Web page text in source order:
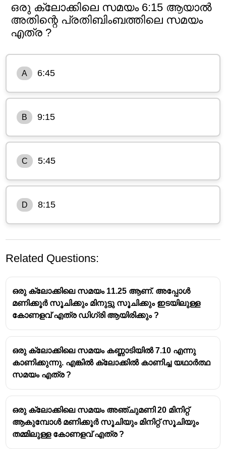
ഒരു ക്ലോക്കിലെ സമയം 6:15 ആയാൽ
അതിന്റെ പ്രതിബിംബത്തിലെ സമയം
എത്ര ?
A 6:45
B 9:15
C 5:45
D 8:15
പ്രതിബിംബത്തിലെ സമയം കാണുന്നതിന്,
നൽകിയിട്ടുള്ള സമയം 11:60-ൽ നിന്ന്
കുറയ്ക്കുകയാണ് ചെയ്യേണ്ടത്.
11:60 - 6:15 = 5:45
Related Questions:
ഒരു ക്ലോക്കിലെ സമയം 11.25 ആണ്. അപ്പോൾ
മണിക്കൂർ സൂചിക്കും മിനുട്ടു സൂചിക്കും ഇടയിലുള്ള
കോണളവ് എത്ര ഡിഗ്രി ആയിരിക്കും ?
ഒരു ക്ലോക്കിലെ സമയം കണ്ണാടിയിൽ 7.10 എന്നു
കാണിക്കുന്നു. എങ്കിൽ ക്ലോക്കിൽ കാണിച്ച യഥാർത്ഥ
സമയം എത്ര ?
ഒരു ക്ലോക്കിലെ സമയം അഞ്ചുമണി 20 മിനിറ്റ്
ആകുമ്പോൾ മണിക്കൂർ സൂചിയും മിനിറ്റ് സൂചിയും
തമ്മിലുള്ള കോണളവ് എത്ര ?